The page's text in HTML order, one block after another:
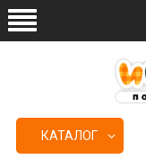
КАТАЛОГ